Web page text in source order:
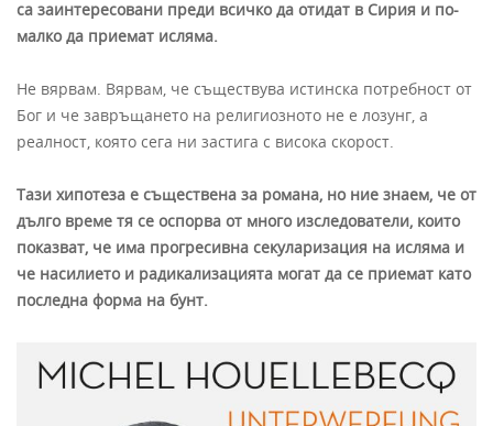
са заинтересовани преди всичко да отидат в Сирия и по-
малко да приемат исляма.
Не вярвам. Вярвам, че съществува истинска потребност от
Бог и че завръщането на религиозното не е лозунг, а
реалност, която сега ни застига с висока скорост.
Тази хипотеза е съществена за романа, но ние знаем, че от
дълго време тя се оспорва от много изследователи, които
показват, че има прогресивна секуларизация на исляма и
че насилието и радикализацията могат да се приемат като
последна форма на бунт.